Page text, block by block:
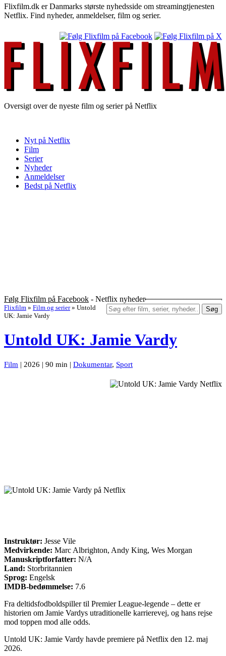
Flixfilm.dk er Danmarks største nyhedsside om streamingtjenesten
Netflix. Find nyheder, anmeldelser, film og serier.
Oversigt over de nyeste film og serier på Netflix
Nyt på Netflix
Film
Serier
Nyheder
Anmeldelser
Bedst på Netflix
Følg Flixfilm på Facebook - Netflix nyheder
Søg
Flixfilm » Film og serier » Untold
UK: Jamie Vardy
Untold UK: Jamie Vardy
Film | 2026 | 90 min | Dokumentar, Sport
Instruktør: Jesse Vile
Medvirkende: Marc Albrighton, Andy King, Wes Morgan
Manuskriptforfatter: N/A
Land: Storbritannien
Sprog: Engelsk
IMDB-bedømmelse: 7.6
Fra deltidsfodboldspiller til Premier League-legende – dette er
historien om Jamie Vardys utraditionelle karrierevej, og hans rejse
mod toppen mod alle odds.
Untold UK: Jamie Vardy havde premiere på Netflix den 12. maj
2026.